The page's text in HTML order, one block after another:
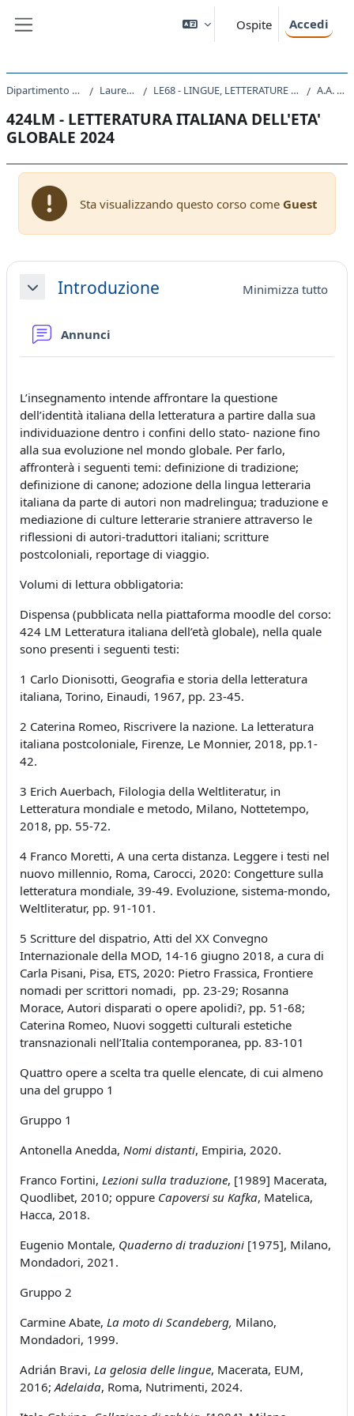
Ospite Accedi
Dipartimento di Studi Umanistici Laurea Magistrale LE68 - LINGUE, LETTERATURE STRANIERE E TURISMO CULTURALE A.A. 2024 - 2025
424LM - LETTERATURA ITALIANA DELL'ETA'
GLOBALE 2024
Sta visualizzando questo corso come Guest
Schema della sezione
MinimizzaIntroduzione Minimizza tutto
Annunci
L’insegnamento intende affrontare la questione
dell’identità italiana della letteratura a partire dalla sua
individuazione dentro i confini dello stato- nazione fino
alla sua evoluzione nel mondo globale. Per farlo,
affronterà i seguenti temi: definizione di tradizione;
definizione di canone; adozione della lingua letteraria
italiana da parte di autori non madrelingua; traduzione e
mediazione di culture letterarie straniere attraverso le
riflessioni di autori-traduttori italiani; scritture
postcoloniali, reportage di viaggio.
Volumi di lettura obbligatoria:
Dispensa (pubblicata nella piattaforma moodle del corso:
424 LM Letteratura italiana dell’età globale), nella quale
sono presenti i seguenti testi:
1 Carlo Dionisotti, Geografia e storia della letteratura
italiana, Torino, Einaudi, 1967, pp. 23-45.
2 Caterina Romeo, Riscrivere la nazione. La letteratura
italiana postcoloniale, Firenze, Le Monnier, 2018, pp.1-
42.
3 Erich Auerbach, Filologia della Weltliteratur, in
Letteratura mondiale e metodo, Milano, Nottetempo,
2018, pp. 55-72.
4 Franco Moretti, A una certa distanza. Leggere i testi nel
nuovo millennio, Roma, Carocci, 2020: Congetture sulla
letteratura mondiale, 39-49. Evoluzione, sistema-mondo,
Weltliteratur, pp. 91-101.
5 Scritture del dispatrio, Atti del XX Convegno
Internazionale della MOD, 14-16 giugno 2018, a cura di
Carla Pisani, Pisa, ETS, 2020: Pietro Frassica, Frontiere
nomadi per scrittori nomadi, pp. 23-29; Rosanna
Morace, Autori disparati o opere apolidi?, pp. 51-68;
Caterina Romeo, Nuovi soggetti culturali estetiche
transnazionali nell’Italia contemporanea, pp. 83-101
Quattro opere a scelta tra quelle elencate, di cui almeno
una del gruppo 1
Gruppo 1
Antonella Anedda, Nomi distanti, Empiria, 2020.
Franco Fortini, Lezioni sulla traduzione, [1989] Macerata,
Quodlibet, 2010; oppure Capoversi su Kafka, Matelica,
Hacca, 2018.
Eugenio Montale, Quaderno di traduzioni [1975], Milano,
Mondadori, 2021.
Gruppo 2
Carmine Abate, La moto di Scandeberg, Milano,
Mondadori, 1999.
Adrián Bravi, La gelosia delle lingue, Macerata, EUM,
2016;Adelaida, Roma, Nutrimenti, 2024.